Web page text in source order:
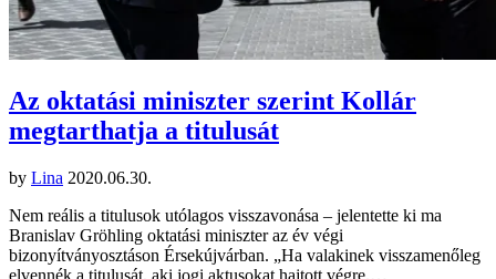
Az oktatási miniszter szerint Kollár
megtarthatja a titulusát
by Lina 2020.06.30.
Nem reális a titulusok utólagos visszavonása – jelentette ki ma
Branislav Gröhling oktatási miniszter az év végi
bizonyítványosztáson Érsekújvárban. „Ha valakinek visszamenőleg
elvennék a titulusát, aki jogi aktusokat hajtott végre,…